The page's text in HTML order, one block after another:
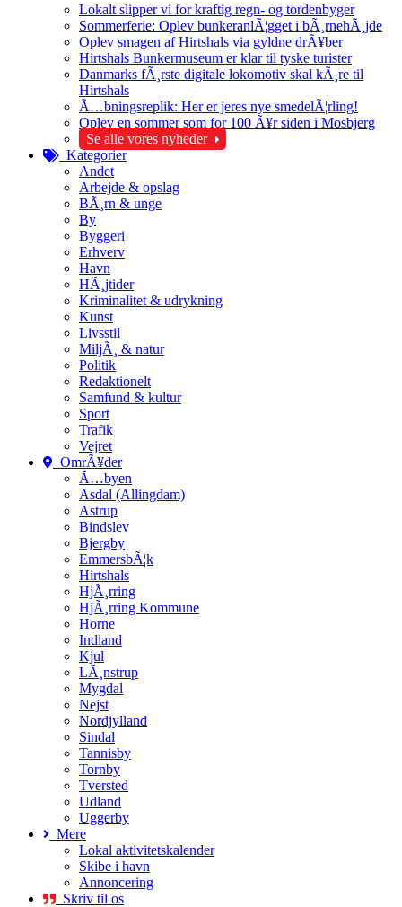
Lokalt slipper vi for kraftig regn- og tordenbyger
Sommerferie: Oplev bunkeranlÃ¦gget i bÃ¸rnehÃ¸jde
Oplev smagen af Hirtshals via gyldne drÃ¥ber
Hirtshals Bunkermuseum er klar til tyske turister
Danmarks fÃ¸rste digitale lokomotiv skal kÃ¸re til
Hirtshals
Ã…bningsreplik: Her er jeres nye smedelÃ¦rling!
Oplev en sommer som for 100 Ã¥r siden i Mosbjerg
Se alle vores nyheder
Kategorier
Andet
Arbejde & opslag
BÃ¸rn & unge
By
Byggeri
Erhverv
Havn
HÃ¸jtider
Kriminalitet & udrykning
Kunst
Livsstil
MiljÃ¸ & natur
Politik
Redaktionelt
Samfund & kultur
Sport
Trafik
Vejret
OmrÃ¥der
Ã…byen
Asdal (Allingdam)
Astrup
Bindslev
Bjergby
EmmersbÃ¦k
Hirtshals
HjÃ¸rring
HjÃ¸rring Kommune
Horne
Indland
Kjul
LÃ¸nstrup
Mygdal
Nejst
Nordjylland
Sindal
Tannisby
Tornby
Tversted
Udland
Uggerby
Mere
Lokal aktivitetskalender
Skibe i havn
Annoncering
Skriv til os